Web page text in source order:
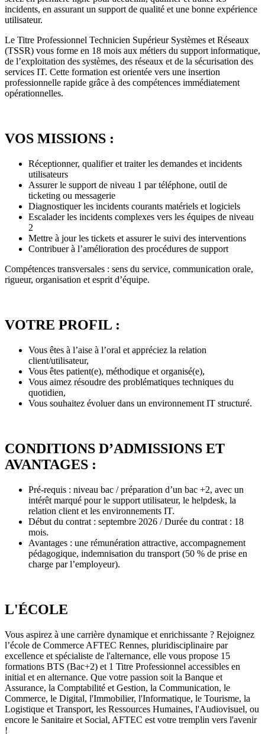
incidents, en assurant un support de qualité et une bonne expérience
utilisateur.
Le Titre Professionnel Technicien Supérieur Systèmes et Réseaux
(TSSR) vous forme en 18 mois aux métiers du support informatique,
de l’exploitation des systèmes, des réseaux et de la sécurisation des
services IT. Cette formation est orientée vers une insertion
professionnelle rapide grâce à des compétences immédiatement
opérationnelles.
VOS MISSIONS :
Réceptionner, qualifier et traiter les demandes et incidents
utilisateurs
Assurer le support de niveau 1 par téléphone, outil de
ticketing ou messagerie
Diagnostiquer les incidents courants matériels et logiciels
Escalader les incidents complexes vers les équipes de niveau
2
Mettre à jour les tickets et assurer le suivi des interventions
Contribuer à l’amélioration des procédures de support
Compétences transversales : sens du service, communication orale,
rigueur, organisation et esprit d’équipe.
VOTRE PROFIL :
Vous êtes à l’aise à l’oral et appréciez la relation
client/utilisateur,
Vous êtes patient(e), méthodique et organisé(e),
Vous aimez résoudre des problématiques techniques du
quotidien,
Vous souhaitez évoluer dans un environnement IT structuré.
CONDITIONS D’ADMISSIONS ET
AVANTAGES :
Pré-requis : niveau bac / préparation d’un bac +2, avec un
intérêt marqué pour le support utilisateur, le helpdesk, la
relation client et les environnements IT.
Début du contrat : septembre 2026 / Durée du contrat : 18
mois.
Avantages : une rémunération attractive, accompagnement
pédagogique, indemnisation du transport (50 % de prise en
charge par l’employeur).
L'ÉCOLE
Vous aspirez à une carrière dynamique et enrichissante ? Rejoignez
l’école de Commerce AFTEC Rennes, pluridisciplinaire par
excellence et spécialiste de l'alternance, elle vous propose 15
formations BTS (Bac+2) et 1 Titre Professionnel accessibles en
initial et en alternance. Que votre passion soit la Banque et
Assurance, la Comptabilité et Gestion, la Communication, le
Commerce, le Digital, l'Immobilier, l'Informatique, le Tourisme, la
Logistique et Transport, les Ressources Humaines, l'Audiovisuel, ou
encore le Sanitaire et Social, AFTEC est votre tremplin vers l'avenir
!